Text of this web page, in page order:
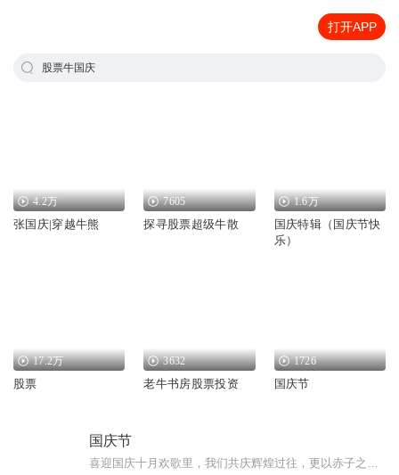
打开APP
股票牛国庆
4.2万
张国庆|穿越牛熊
7605
探寻股票超级牛散
1.6万
国庆特辑（国庆节快
乐）
17.2万
股票
3632
老牛书房股票投资
1726
国庆节
国庆节